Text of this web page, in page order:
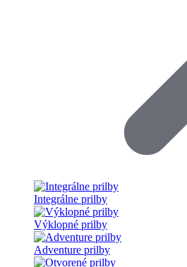
Integrálne prilby
Výklopné prilby
Adventure prilby